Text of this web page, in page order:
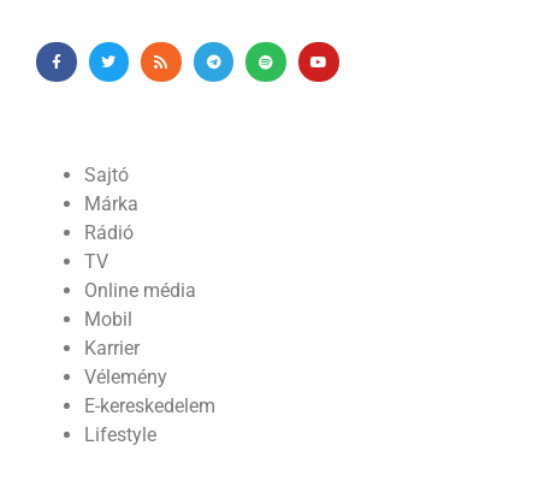
Sajtó
Márka
Rádió
TV
Online média
Mobil
Karrier
Vélemény
E-kereskedelem
Lifestyle